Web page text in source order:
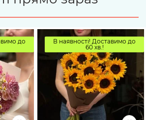
до
В наявності! Доставимо до
60 хв.!